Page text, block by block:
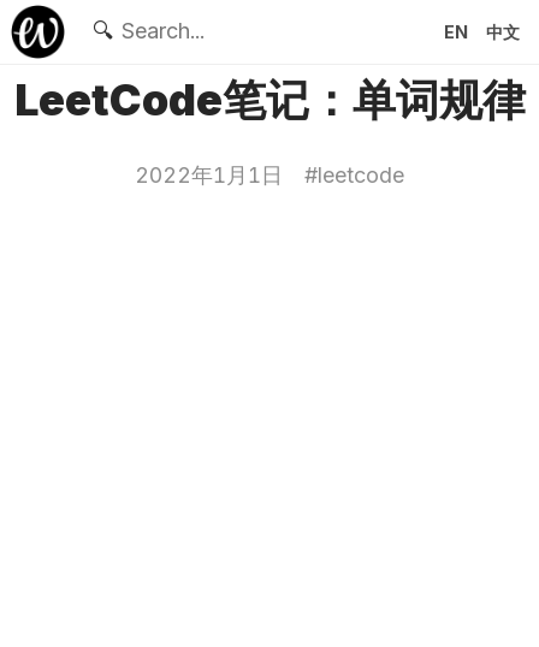
🔍 EN 中文
LeetCode笔记：单词规律
2022年1月1日 #leetcode